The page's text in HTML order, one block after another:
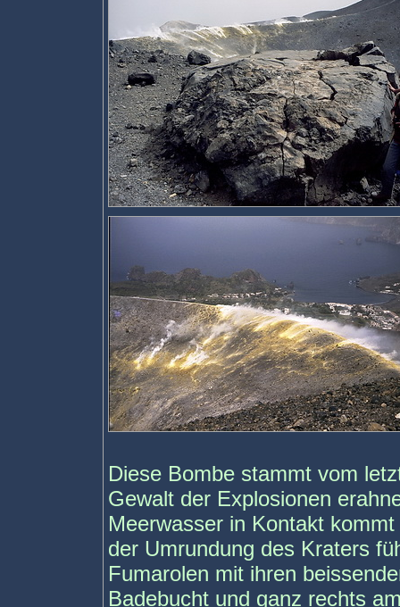
Diese Bombe stammt vom
Gewalt der Explosionen
Meerwasser in Kontakt
der Umrundung des Kraters
Fumarolen mit ihren
Badebucht und ganz rechts